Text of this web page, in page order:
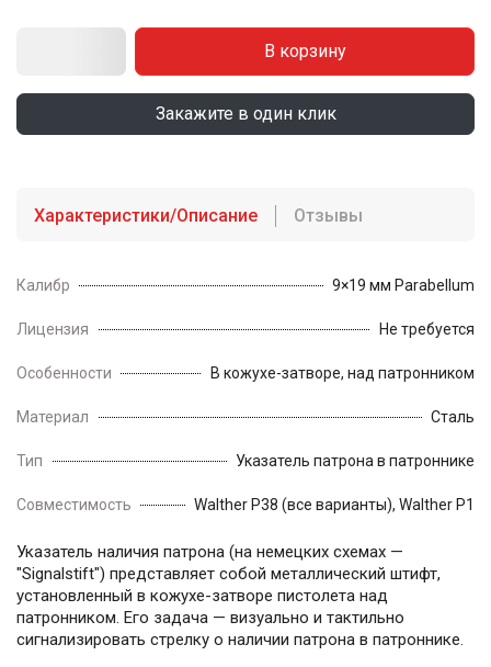
В корзину
Закажите в один клик
Характеристики/Описание Отзывы
Калибр 9×19 мм Parabellum
Лицензия Не требуется
Особенности В кожухе-затворе, над патронником
Материал Сталь
Тип Указатель патрона в патроннике
Совместимость Walther P38 (все варианты), Walther P1
Указатель наличия патрона (на немецких схемах —
"Signalstift") представляет собой металлический штифт,
установленный в кожухе-затворе пистолета над
патронником. Его задача — визуально и тактильно
сигнализировать стрелку о наличии патрона в патроннике.